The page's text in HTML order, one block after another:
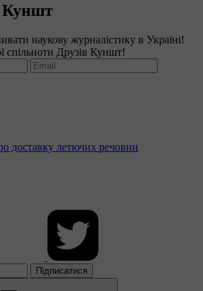
Куншт
наукову журналістику в Україні!
спільноти Друзів Куншт!
доставку летючих речовин
Підписатися